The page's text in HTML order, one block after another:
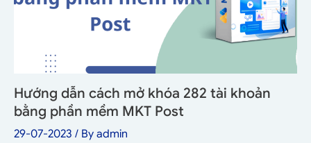
Hướng dẫn cách mở khóa 282 tài khoản
bằng phần mềm MKT Post
29-07-2023 / By admin